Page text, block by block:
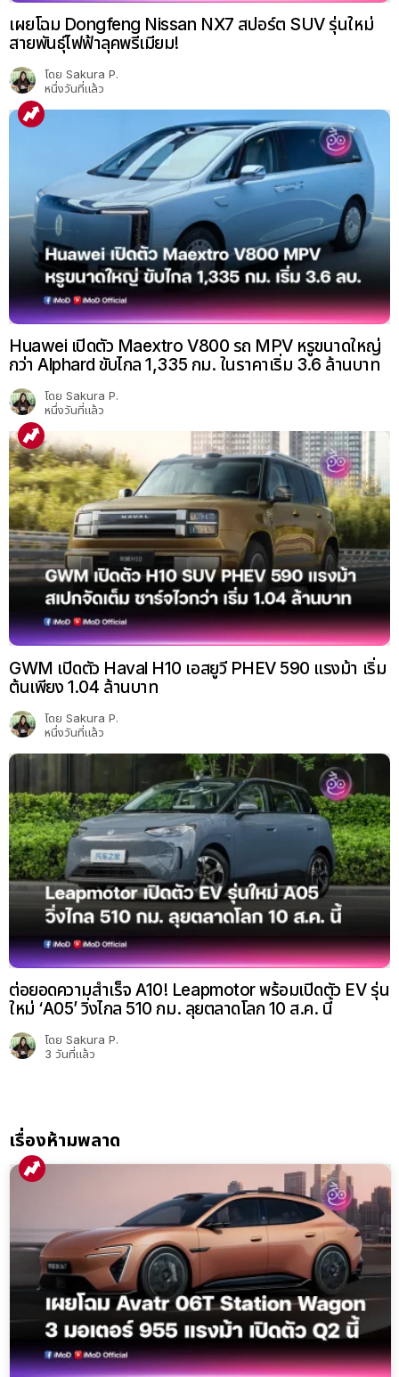
เผยโฉม Dongfeng Nissan NX7 สปอร์ต SUV รุ่นใหม่
สายพันธุ์ไฟฟ้าลุคพรีเมียม!
โดย Sakura P.
หนึ่งวันที่แล้ว
Huawei เปิดตัว Maextro V800 รถ MPV หรูขนาดใหญ่
กว่า Alphard ขับไกล 1,335 กม. ในราคาเริ่ม 3.6 ล้านบาท
โดย Sakura P.
หนึ่งวันที่แล้ว
GWM เปิดตัว Haval H10 เอสยูวี PHEV 590 แรงม้า เริ่ม
ต้นเพียง 1.04 ล้านบาท
โดย Sakura P.
หนึ่งวันที่แล้ว
ต่อยอดความสำเร็จ A10! Leapmotor พร้อมเปิดตัว EV รุ่น
ใหม่ ‘A05’ วิ่งไกล 510 กม. ลุยตลาดโลก 10 ส.ค. นี้
โดย Sakura P.
3 วันที่แล้ว
เรื่องห้ามพลาด